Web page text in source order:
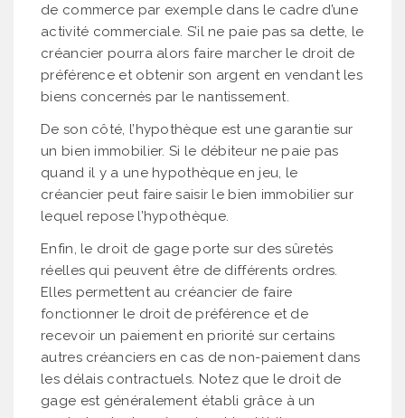
de commerce par exemple dans le cadre d’une
activité commerciale. S’il ne paie pas sa dette, le
créancier pourra alors faire marcher le droit de
préférence et obtenir son argent en vendant les
biens concernés par le nantissement.
De son côté, l’hypothèque est une garantie sur
un bien immobilier. Si le débiteur ne paie pas
quand il y a une hypothèque en jeu, le
créancier peut faire saisir le bien immobilier sur
lequel repose l’hypothèque.
Enfin, le droit de gage porte sur des sûretés
réelles qui peuvent être de différents ordres.
Elles permettent au créancier de faire
fonctionner le droit de préférence et de
recevoir un paiement en priorité sur certains
autres créanciers en cas de non-paiement dans
les délais contractuels. Notez que le droit de
gage est généralement établi grâce à un